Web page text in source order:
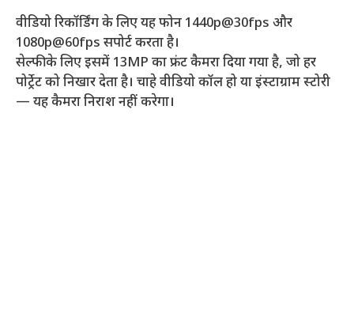
वीडियो रिकॉर्डिंग के लिए यह फोन 1440p@30fps और
1080p@60fps सपोर्ट करता है।
सेल्फी के लिए इसमें 13MP का फ्रंट कैमरा दिया गया है, जो हर
पोर्ट्रेट को निखार देता है। चाहे वीडियो कॉल हो या इंस्टाग्राम स्टोरी
— यह कैमरा निराश नहीं करेगा।